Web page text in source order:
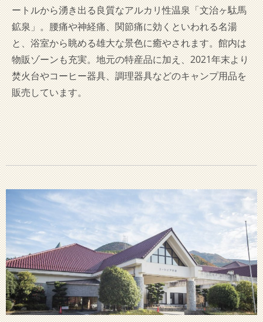
ートルから湧き出る良質なアルカリ性温泉「文治ヶ駄馬
鉱泉」。腰痛や神経痛、関節痛に効くといわれる名湯
と、浴室から眺める雄大な景色に癒やされます。館内は
物販ゾーンも充実。地元の特産品に加え、2021年末より
焚火台やコーヒー器具、調理器具などのキャンプ用品を
販売しています。